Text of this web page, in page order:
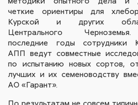
четкие ориентиры для
Курской и других
Центрального
последние годы сотрудники
АПП ведут совместные
по испытанию новых сортов,
лучших и их семеноводству
АО «Гарант».
По результатам не совсем